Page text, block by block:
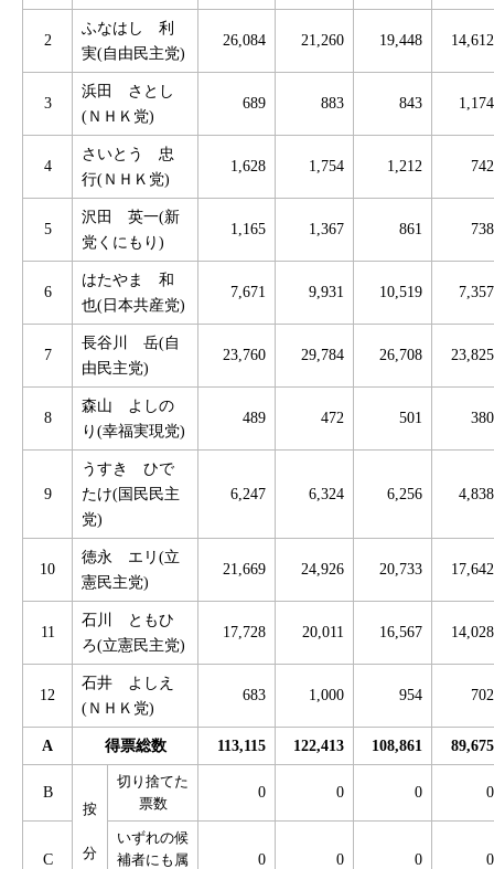
2
ふなはし 利
実(自由民主党)
26,084 21,260 19,448 14,612
3
浜田 さとし
(ＮＨＫ党)
689 883 843 1,174
4
さいとう 忠
行(ＮＨＫ党)
1,628 1,754 1,212 742
5
沢田 英一(新
党くにもり)
1,165 1,367 861 738
6
はたやま 和
也(日本共産党)
7,671 9,931 10,519 7,357
7
長谷川 岳(自
由民主党)
23,760 29,784 26,708 23,825
8
森山 よしの
り(幸福実現党)
489 472 501 380
9
うすき ひで
たけ(国民民主
党)
6,247 6,324 6,256 4,838
10
徳永 エリ(立
憲民主党)
21,669 24,926 20,733 17,642
11
石川 ともひ
ろ(立憲民主党)
17,728 20,011 16,567 14,028
12
石井 よしえ
(ＮＨＫ党)
683 1,000 954 702
A 得票総数 113,115 122,413 108,861 89,675
B
按
分
切り捨てた
票数
0 0 0 0
C
いずれの候
補者にも属
0 0 0 0